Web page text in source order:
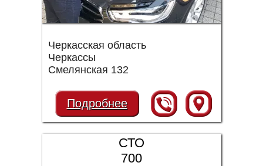
Черкасская область
Черкассы
Смелянская 132
Подробнее
СТО
700